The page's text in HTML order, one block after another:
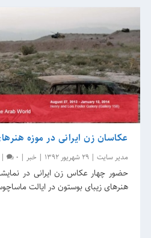
عکاسان زن ایرانی در موزه
مدیر سایت |29 شهریور 1392 | خبر |
0
حضور چهار عکاس زن ایرانی در
هنرهای زیبای بوستون در ایالت